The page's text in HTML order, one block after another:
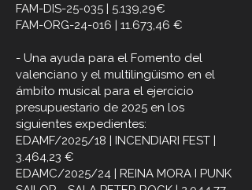
FAM-DIS-25-035 | 5.139,29€
FAM-ORG-24-016 | 11.673,46 €
- Una ayuda para el Fomento del
valenciano y el multilingüismo en el
ámbito musical para el ejercicio
presupuestario de 2025 en los
siguientes expedientes:
EDAMF/2025/18 | INCENDIARI FEST |
3.464,23 €
EDAMC/2025/24 | REINA MORA I PUNK